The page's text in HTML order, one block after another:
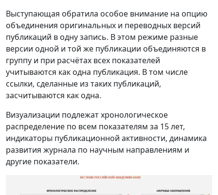
Выступающая обратила особое внимание на опцию
объединения оригинальных и переводных версий
публикаций в одну запись. В этом режиме разные
версии одной и той же публикации объединяются в
группу и при расчётах всех показателей
учитываются как одна публикация. В том числе
ссылки, сделанные из таких публикаций,
засчитываются как одна.
Визуализации подлежат хронологическое
распределение по всем показателям за 15 лет,
индикаторы публикационной активности, динамика
развития журнала по научным направлениям и
другие показатели.